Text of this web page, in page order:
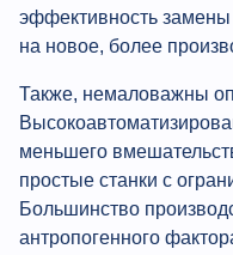
эффективность
на новое, более
Также, немаловажны
меньшего
простые станки с
Большинство
антропогенного